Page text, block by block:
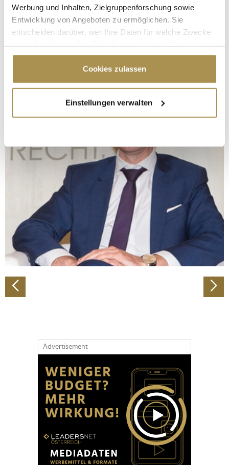
Werbung und Inhalten, Zielgruppenforschung sowie
Entwicklung von Angeboten zu ermöglichen. Sie
entscheiden darüber, wer Ihre Daten für welche Zwecke
Cookie-Erklärung oder durch Klicken auf das Privacy
Trigger Symbol ändern oder widerrufen
Informationen über Ihre geografische Lage
erfassen, welche bis auf einige Meter genau sein
bestimmten Merkmalen (Fingerprinting) identifizieren
Erfahren Sie mehr darüber, wie Ihre persönlichen Daten
verarbeitet werden, und legen Sie Ihre Präferenzen im
Abschnitt Einzelheiten
fest.
Wir verwenden Cookies, um Inhalte und Anzeigen zu
personalisieren, Funktionen für soziale Medien anbieten
zu können und die Zugriffe auf unsere Website zu
analysieren. Außerdem geben wir Informationen zu Ihrer
Verwendung unserer Website an unsere Partner für
soziale Medien, Werbung und Analysen weiter. Unsere
Partner führen diese Informationen möglicherweise mit
Cookies zulassen
Einstellungen verwalten
Advertisement